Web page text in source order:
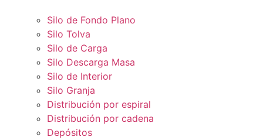
Silo de Fondo Plano
Silo Tolva
Silo de Carga
Silo Descarga Masa
Silo de Interior
Silo Granja
Distribución por espiral
Distribución por cadena
Depósitos